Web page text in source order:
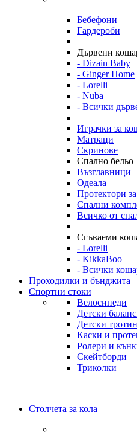
Бебефони
Гардероби
Дървени
- Dizain Baby
- Ginger Home
- Lorelli
- Nuba
- Всички
Играчки за
Матраци
Скринове
Спално бельо
Възглавници
Одеала
Протектори
Спални
Всичко от
Сгъваеми
- Lorelli
- KikkaBoo
- Всички
Проходилки и бънджита
Спортни стоки
Велосипеди
Детски
Детски
Каски и
Ролери и
Скейтборди
Триколки
Столчета за кола